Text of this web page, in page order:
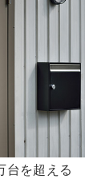
台を超える